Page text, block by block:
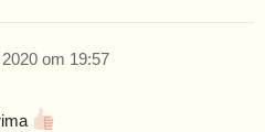
om 19:57